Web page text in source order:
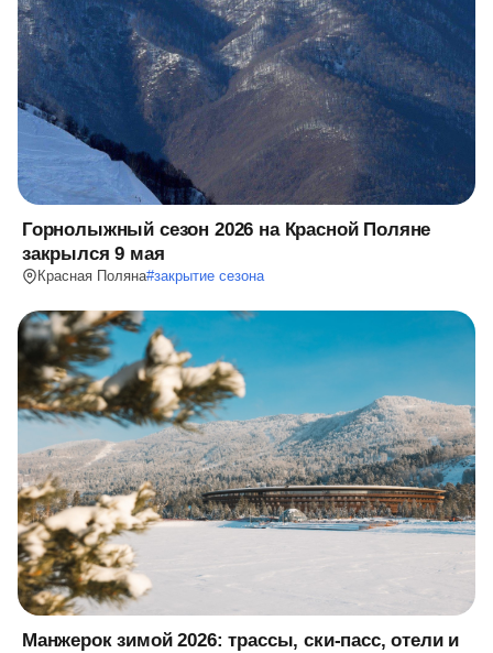
Горнолыжный сезон 2026 на Красной Поляне
закрылся 9 мая
Красная Поляна#закрытие сезона
Манжерок зимой 2026: трассы, ски-пасс, отели и